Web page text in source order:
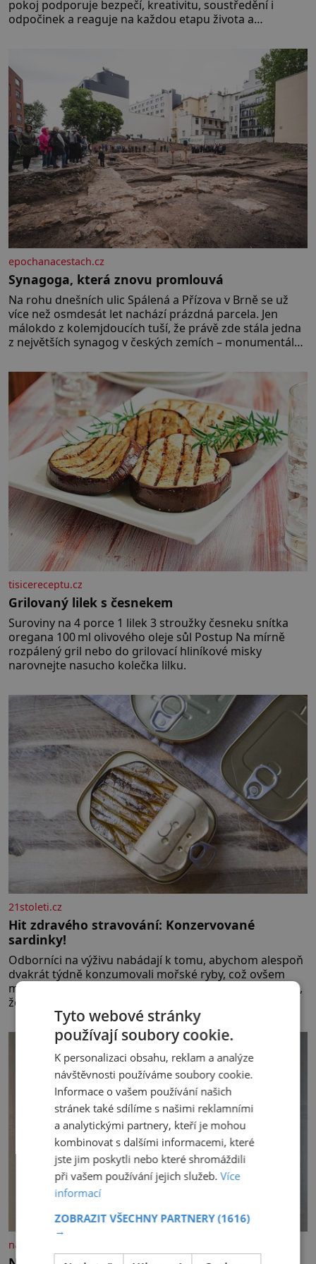
pokoj podporuje bezpečí, kreativitu, soustředění i
odpočinek a reaguje na každou etapu života a
jednoduchost, měkkost a bezpečí, proto by pokoj
miminka měl působit především klidně a útulně.
Předškolní věk je
epochanacestach.cz
Synagoga, která znovu promlouvá
Na rohu dnešních ulic Spálená a Přízova v Brně se už
více než osmdesát let nachází prázdná parcela. Jen
málokdo z kolemjdoucích tuší, že právě zde stála jedna
z největších synagog v českých zemích – monumentální
a prosperující židovské komunity. Brněnská Velká
synagoga byla slavnostně otevřena v roce
tisicereceptu.cz
Grilovaný lilek s česnekem
Suroviny na 4 porce 1 lilek 3 stroužky česneku snítka
oregana 100 ml olivového oleje sůl Postup Na mírně
rozpálený gril nebo do grilovací hliníkové misky
narovnejte nasucho kolečka lilku.
21stoleti.cz
Hit zdravého stravování: Konzervované
sardinky!
Odborníci na výživu nabádají k tomu, abychom alespoň
dvakrát týdně konzumovali mořské ryby, což ovšem
může být zatěžující pro peněženku. Dobrou zprávou je,
že hvězdou doporučení se nyní staly konzervo
nasehvezdy.cz
Tyto webové stránky
používají soubory cookie.
K personalizaci obsahu, reklam a analýze
návštěvnosti používáme soubory cookie.
Informace o vašem používání našich
stránek také sdílíme s našimi reklamními
a analytickými partnery, kteří je mohou
kombinovat s dalšími informacemi, které
jste jim poskytli nebo které shromáždili
při vašem používání jejich služeb.Více
informací
ZOBRAZIT VŠECHNY PARTNERY(1616)
→